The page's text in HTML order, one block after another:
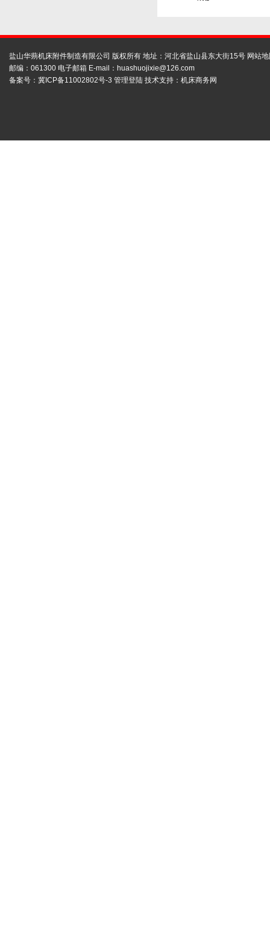
盐山华蒴机床附件制造有限公司 版权所有 地址：河北省盐山县东大街15号 网站
邮编：061300 电子邮箱 E-mail： huashuojixie@126.com
备案号： 冀ICP备11002802号-3 管理登陆 技术支持： 机床商务网